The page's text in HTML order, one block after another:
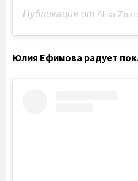
Публикация от Alisa
Юлия Ефимова радует